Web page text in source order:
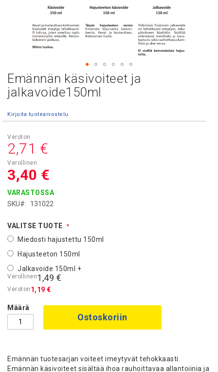
Emännän käsivoiteet ja
jalkavoide150ml
Kirjoita tuotearvostelu
3,40 €
2,71 €
VARASTOSSA
SKU
131022
VALITSE TUOTE
Miedosti hajustettu 150ml
Hajusteeton 150ml
Jalkavoide 150ml +
1,49 €
1,19 €
Määrä
Ostoskoriin
Emännän tuotesarjan voiteet imeytyvät tehokkaasti.
Emännän käsivoiteet sisältää ihoa rauhoittavaa allantoiinia ja
Skip
to
the
of
images
gallery